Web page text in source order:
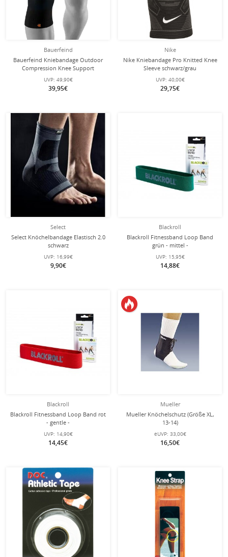
Bauerfeind
Bauerfeind Kniebandage Outdoor
Compression Knee Support
(Moderate Kompression) schwarz - 1
Stück
UVP: 49,90€
39,95€
Nike
Nike Kniebandage Pro Knitted Knee
Sleeve schwarz/grau
UVP: 40,00€
29,75€
Select
Select Knöchelbandage Elastisch 2.0
schwarz
UVP: 16,99€
9,90€
Blackroll
Blackroll Fitnessband Loop Band
grün - mittel -
UVP: 15,95€
14,88€
Blackroll
Blackroll Fitnessband Loop Band rot
- gentle -
UVP: 14,90€
14,45€
Mueller
Mueller Knöchelschutz (Größe XL,
13-14)
eUVP: 33,00€
16,50€